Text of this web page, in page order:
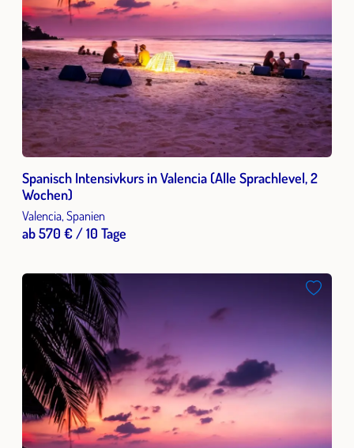
Spanisch Intensivkurs in Valencia (Alle Sprachlevel, 2
Wochen)
Valencia, Spanien
ab 570 € / 10 Tage